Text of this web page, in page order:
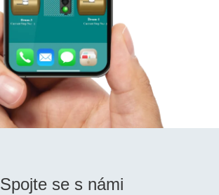
Spojte se s námi